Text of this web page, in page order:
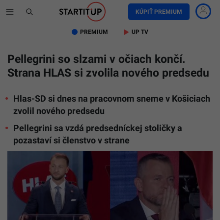
KÚPIŤ PREMIUM
PREMIUM UP TV
Pellegrini so slzami v očiach končí.
Strana HLAS si zvolila nového predsedu
Hlas-SD si dnes na pracovnom sneme v Košiciach
zvolil nového predsedu
Pellegrini sa vzdá predsedníckej stoličky a
pozastaví si členstvo v strane
Matúš
Šutaj
Eštok
Peter